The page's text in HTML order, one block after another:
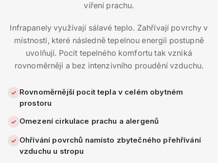
víření prachu.
Infrapanely využívají sálavé teplo. Zahřívají povrchy v
místnosti, které následně tepelnou energii postupně
uvolňují. Pocit tepelného komfortu tak vzniká
rovnoměrněji a bez intenzivního proudění vzduchu.
✓ Rovnoměrnější pocit tepla v celém obytném
prostoru
✓ Omezení cirkulace prachu a alergenů
✓ Ohřívání povrchů namísto zbytečného přehřívání
vzduchu u stropu